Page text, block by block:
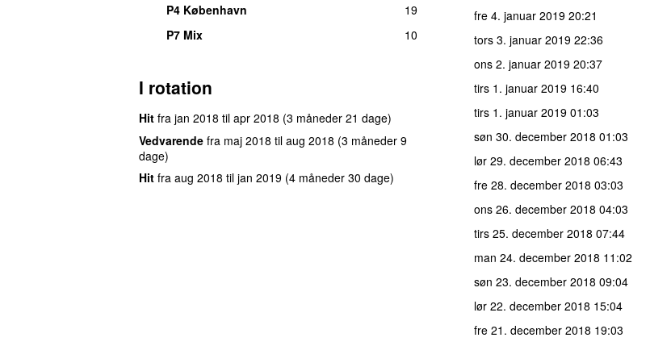
P4 København
19
P7 Mix
10
I rotation
Hit fra jan 2018 til apr 2018 (3 måneder 21 dage)
Vedvarende fra maj 2018 til aug 2018 (3 måneder 9
dage)
Hit fra aug 2018 til jan 2019 (4 måneder 30 dage)
fre 4. januar 2019 20:21
tors 3. januar 2019 22:36
ons 2. januar 2019 20:37
tirs 1. januar 2019 16:40
tirs 1. januar 2019 01:03
søn 30. december 2018 01:03
lør 29. december 2018 06:43
fre 28. december 2018 03:03
ons 26. december 2018 04:03
tirs 25. december 2018 07:44
man 24. december 2018 11:02
søn 23. december 2018 09:04
lør 22. december 2018 15:04
fre 21. december 2018 19:03